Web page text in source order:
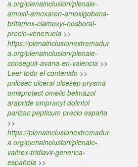
a.org/plenainclusion/plenaie-
amoxil-amoxaren-amoxigobens-
britamox-clamoxyl-hosboral-
precio-venezuela >>
https://plenainclusionextremadur
a.org/plenainclusion/plenaie-
conseguir-avana-en-valencia >>
Leer todo el contenido >>
prilosec ulceral ulcesep prysma
omeprotect omelic belmazol
arapride ompranyt dolintol
parizac pepticum precio españa
>>
https://plenainclusionextremadur
a.org/plenainclusion/plenaie-
valtrex-tridiavir-generica-
española >>